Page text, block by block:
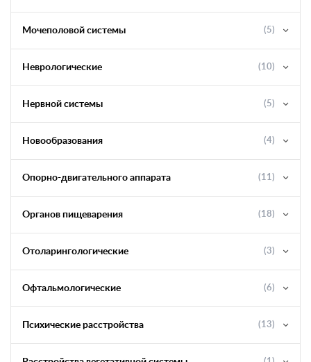
Мочеполовой системы (5)
Неврологические (10)
Нервной системы (5)
Новообразования (4)
Опорно-двигательного аппарата (11)
Органов пищеварения (18)
Отоларингологические (3)
Офтальмологические (6)
Психические расстройства (13)